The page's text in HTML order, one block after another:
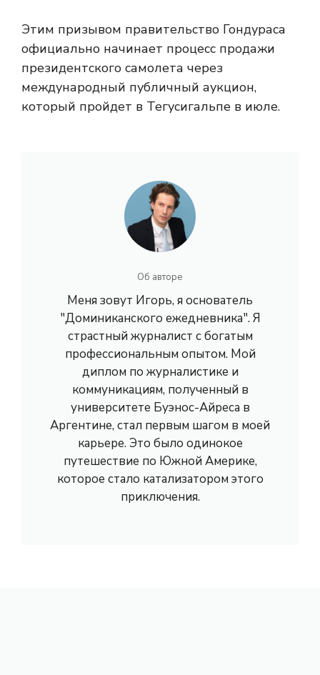
Этим призывом правительство Гондураса
официально начинает процесс продажи
президентского самолета через
международный публичный аукцион,
который пройдет в Тегусигальпе в июле.
Об авторе
Меня зовут Игорь, я основатель
"Доминиканского ежедневника". Я
страстный журналист с богатым
профессиональным опытом. Мой
диплом по журналистике и
коммуникациям, полученный в
университете Буэнос-Айреса в
Аргентине, стал первым шагом в моей
карьере. Это было одинокое
путешествие по Южной Америке,
которое стало катализатором этого
приключения.